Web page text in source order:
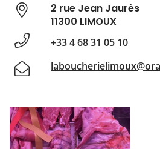
2 rue Jean Jaurès
11300 LIMOUX
+33 4 68 31 05 10